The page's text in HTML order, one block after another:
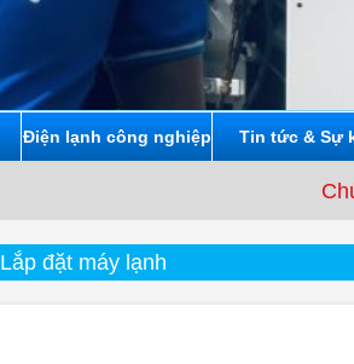
Điện lạnh công nghiệp Tin tức & Sự
Chúng tôi
Lắp đặt máy lạnh